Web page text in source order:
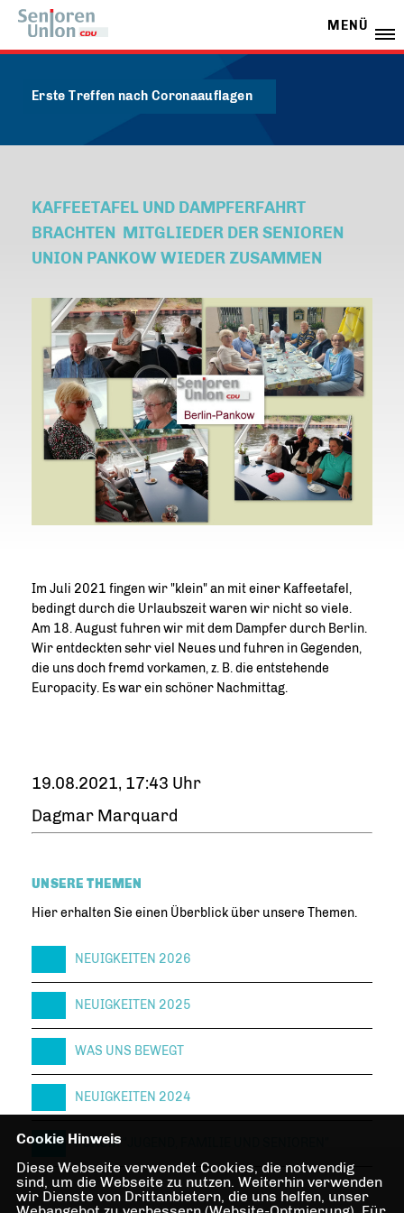
MENÜ
Erste Treffen nach Coronaauflagen
KAFFEETAFEL UND DAMPFERFAHRT
BRACHTEN MITGLIEDER DER SENIOREN
UNION PANKOW WIEDER ZUSAMMEN
Im Juli 2021 fingen wir "klein" an mit einer Kaffeetafel,
bedingt durch die Urlaubszeit waren wir nicht so viele.
Am 18. August fuhren wir mit dem Dampfer durch Berlin.
Wir entdeckten sehr viel Neues und fuhren in Gegenden,
die uns doch fremd vorkamen, z. B. die entstehende
Europacity. Es war ein schöner Nachmittag.
19.08.2021, 17:43 Uhr
Dagmar Marquard
UNSERE THEMEN
Hier erhalten Sie einen Überblick über unsere Themen.
NEUIGKEITEN 2026
NEUIGKEITEN 2025
WAS UNS BEWEGT
NEUIGKEITEN 2024
FORUM "JUGEND, FAMILIE UND SENIOREN"
Cookie Hinweis
Diese Webseite verwendet Cookies, die notwendig
sind, um die Webseite zu nutzen. Weiterhin verwenden
wir Dienste von Drittanbietern, die uns helfen, unser